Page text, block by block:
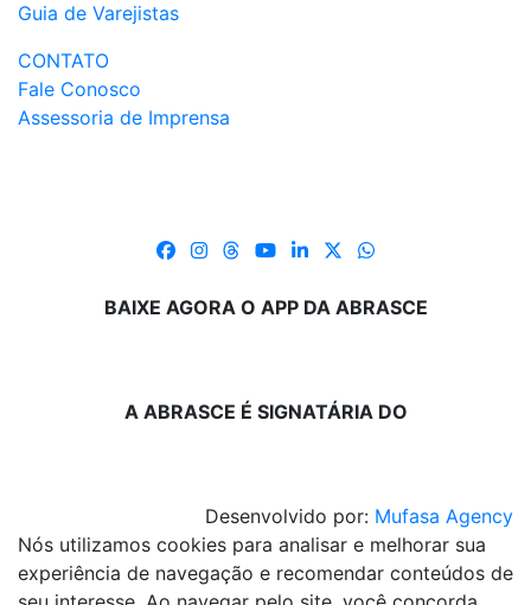
Guia de Varejistas
CONTATO
Fale Conosco
Assessoria de Imprensa
BAIXE AGORA O APP DA ABRASCE
A ABRASCE É SIGNATÁRIA DO
Desenvolvido por: Mufasa Agency
Nós utilizamos cookies para analisar e melhorar sua
experiência de navegação e recomendar conteúdos de